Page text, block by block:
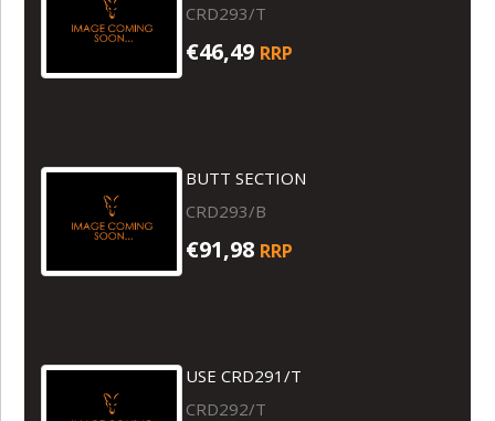
CRD293/T
€46,49 RRP
BUTT SECTION
CRD293/B
€91,98 RRP
USE CRD291/T
CRD292/T